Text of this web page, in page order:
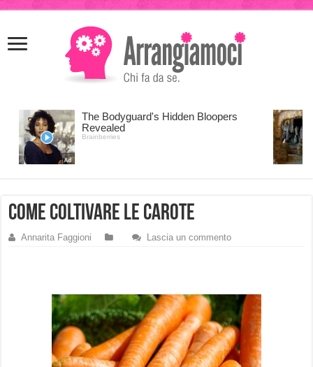
giriş
kingroyal
come coltivare le carote
Annarita Faggioni Lascia un commento